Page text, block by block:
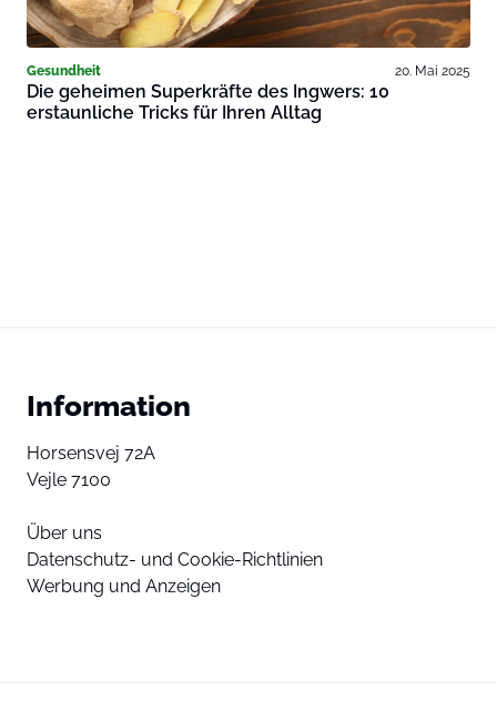
Gesundheit 20. Mai 2025
Die geheimen Superkräfte des Ingwers: 10
erstaunliche Tricks für Ihren Alltag
Information
Horsensvej 72A
Vejle 7100
Über uns
Datenschutz- und Cookie-Richtlinien
Werbung und Anzeigen